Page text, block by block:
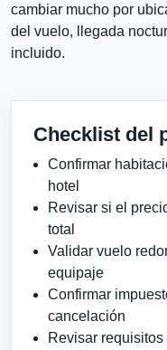
cambiar mucho por
del vuelo, llegada
incluido.
Checklist del
Confirmar
hotel
Revisar si el
total
Validar vuelo
equipaje
Confirmar
cancelación
Revisar